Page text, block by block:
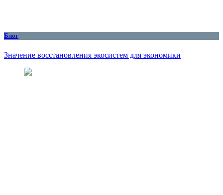
Блог
Значение восстановления экосистем для экономики